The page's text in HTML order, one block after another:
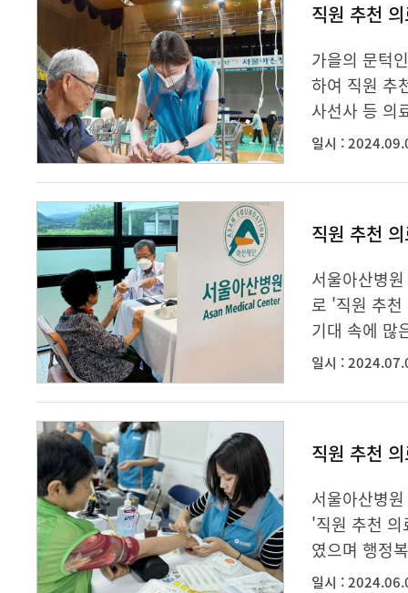
직원 추천
가을의 문턱
하여 직원 추
사선사 등 의
일시 :
직원 추천
서울아산병
로 '직원 추
기대 속에 많
일시 :
직원 추천
서울아산병
'직원 추천
였으며 행정
일시 :